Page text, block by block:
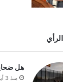
هل
منذ 3 أيام